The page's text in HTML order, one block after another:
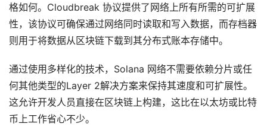
格如何。Cloudbreak 协议提供了网络上所有所需的可扩展
性，该协议可确保通过网络同时读取和写入数据，而存档器
则用于将数据从区块链下载到其分布式账本存储中。
通过使用多样化的技术，Solana 网络不需要依赖分片或任
何其他类型的Layer 2解决方案来保持其速度和可扩展性。
这允许开发人员直接在区块链上构建，这比在以太坊或比特
币上工作省心不少。